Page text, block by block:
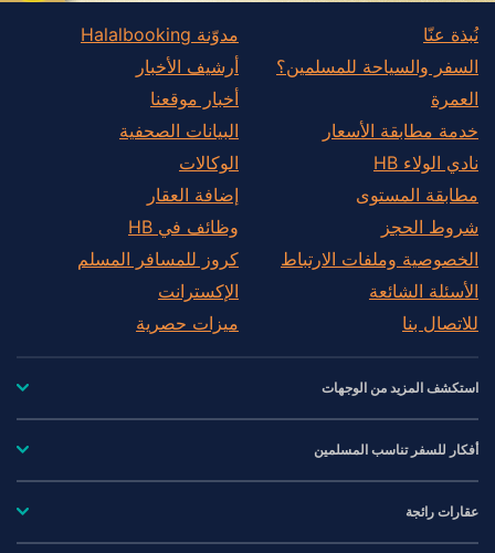
نُبذة عنّا
السفر والسياحة للمسلمين؟
العمرة
خدمة مطابقة الأسعار
نادي الولاء HB
مطابقة المستوى
شروط الحجز
الخصوصية وملفات الارتباط
الأسئلة الشائعة
للاتصال بنا
مدوّنة Halalbooking
أرشيف الأخبار
أخبار موقعنا
البيانات الصحفية
الوكالات
إضافة العقار
وظائف في HB
كروز للمسافر المسلم
الإكسترانت
ميزات حصرية
استكشف المزيد من الوجهات
أفكار للسفر تناسب المسلمين
عقارات رائجة